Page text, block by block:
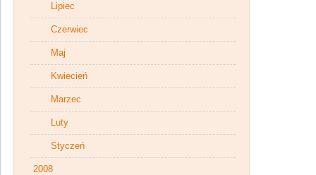
Lipiec
Czerwiec
Maj
Kwiecień
Marzec
Luty
Styczeń
2008